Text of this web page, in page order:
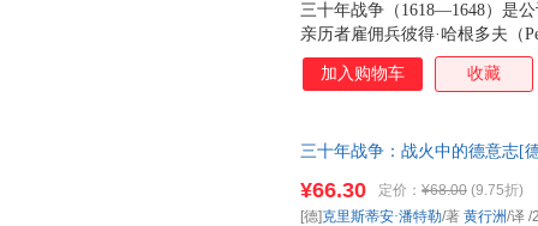
三十年战争（1618—1648）是
亲历者雇佣兵彼得·哈根多夫（
（Maurus Friesenegger）的日
的欧洲，以及战争阴云下普通
加入购物车 收藏
三十年战争：战火中的德意志[
¥66.30 定价： ¥68.00 (9.75折)
[德]克里斯蒂安·潘特勒/著 黄行洲/译 /